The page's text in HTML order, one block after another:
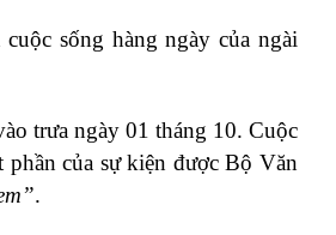
sống hàng ngày của ngài
trưa ngày 01 tháng 10. Cuộc
của sự kiện được Bộ Văn
.